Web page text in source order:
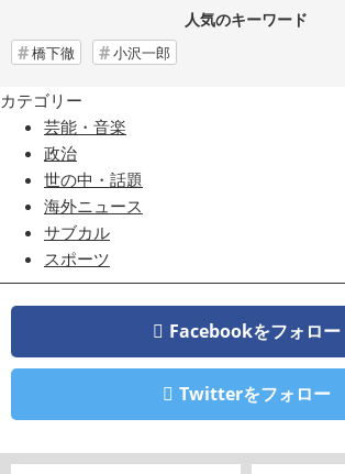
人気のキーワード
橋下徹 小沢一郎
カテゴリー
芸能・音楽
政治
世の中・話題
海外ニュース
サブカル
スポーツ
Facebookをフォロー
Twitterをフォロー